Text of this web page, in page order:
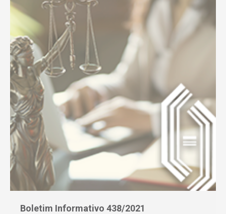
Boletim Informativo 438/2021